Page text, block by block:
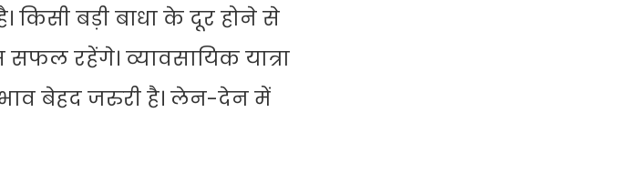
किसी बड़ी बाधा के दूर होने से
सफल रहेंगे। व्यावसायिक यात्रा
बेहद जरुरी है। लेन-देन में